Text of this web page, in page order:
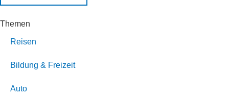
Themen
Reisen
Bildung & Freizeit
Auto